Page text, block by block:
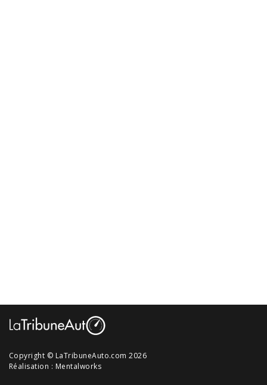
Copyright © LaTribuneAuto.com 2026
Réalisation : Mentalworks